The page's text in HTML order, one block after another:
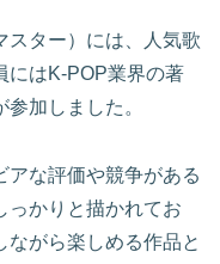
スター）には、人気歌
にはK-POP業界の著
加しました。
アな評価や競争がある
っかりと描かれてお
ながら楽しめる作品と